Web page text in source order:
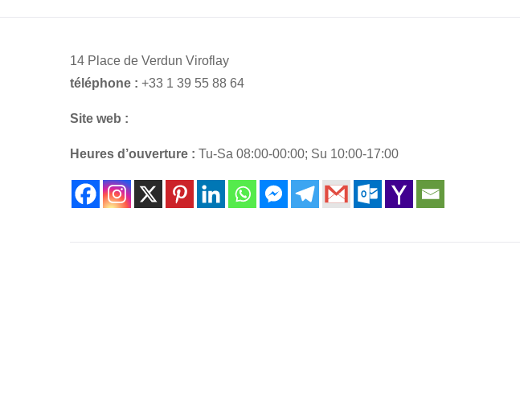
14 Place de Verdun Viroflay
téléphone : +33 1 39 55 88 64
Site web :
Heures d’ouverture : Tu-Sa 08:00-00:00; Su 10:00-17:00